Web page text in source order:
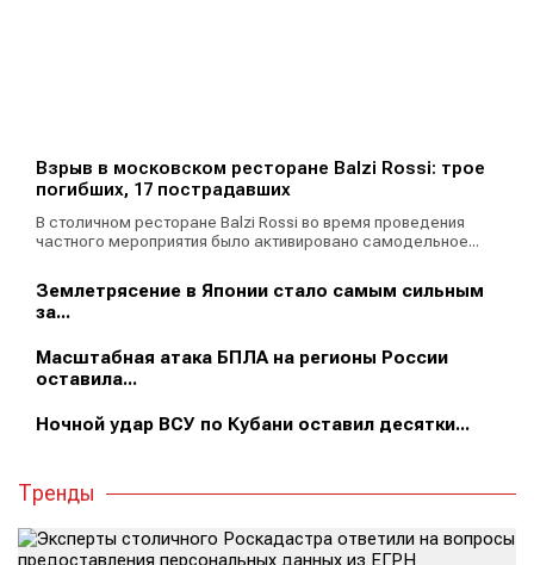
Взрыв в московском ресторане Balzi Rossi: трое
погибших, 17 пострадавших
В столичном ресторане Balzi Rossi во время проведения
частного мероприятия было активировано самодельное...
Землетрясение в Японии стало самым сильным
за...
Масштабная атака БПЛА на регионы России
оставила...
Ночной удар ВСУ по Кубани оставил десятки...
Тренды